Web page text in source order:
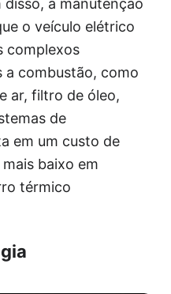
a manutenção
o veículo elétrico
complexos
a combustão, como
ar, filtro de óleo,
de
em um custo de
baixo em
térmico